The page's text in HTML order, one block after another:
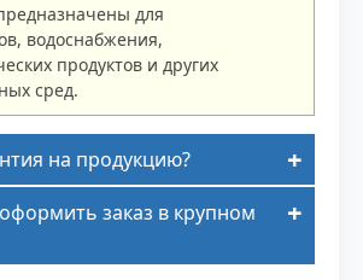
для
водоснабжения,
продуктов и других
сред.
на продукцию?
заказ в крупном